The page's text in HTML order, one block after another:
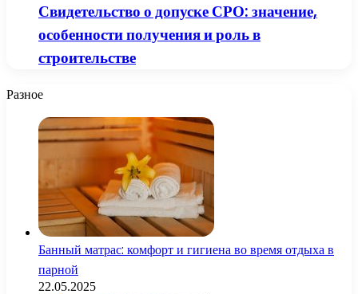
Свидетельство о допуске СРО: значение,
особенности получения и роль в
строительстве
Разное
Банный матрас: комфорт и гигиена во время отдыха в
парной
22.05.2025